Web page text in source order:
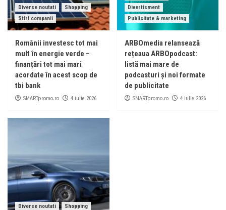
Diverse noutati
Shopping
Stiri companii
Românii investesc tot mai
mult în energie verde –
finanțări tot mai mari
acordate în acest scop de
tbi bank
SMARTpromo.ro 4 iulie 2026
Divertisment
Publicitate & marketing
ARBOmedia relansează
rețeaua ARBOpodcast:
listă mai mare de
podcasturi și noi formate
de publicitate
SMARTpromo.ro 4 iulie 2026
Diverse noutati Shopping